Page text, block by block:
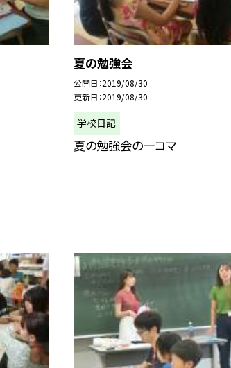
夏の勉強会
公開日 2019/08/30
更新日 2019/08/30
学校日記
夏の勉強会の一コマ